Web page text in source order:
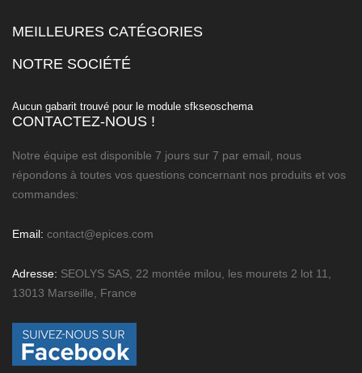
MEILLEURES CATÉGORIES
NOTRE SOCIÉTÉ
Aucun gabarit trouvé pour le module sfkseoschema
CONTACTEZ-NOUS !
Notre équipe est disponible 7 jours sur 7 par email, nous
répondons à toutes vos questions concernant nos produits et vos
commandes:
Email: contact@epices.com
Adresse: SEOLYS SAS, 22 montée milou, les mourets 2 lot 11,
13013 Marseille, France